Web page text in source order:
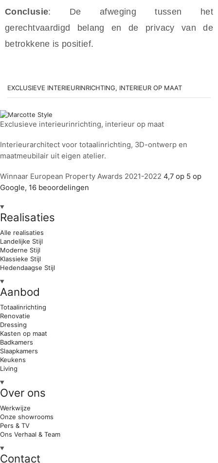
Conclusie: De afweging tussen het
gerechtvaardigd belang en de privacy van de
betrokkene is positief.
EXCLUSIEVE INTERIEURINRICHTING, INTERIEUR OP MAAT
Exclusieve interieurinrichting, interieur op maat
Interieurarchitect voor totaalinrichting, 3D-ontwerp en
maatmeubilair uit eigen atelier.
Winnaar European Property Awards 2021-2022 4,7 op 5 op
Google, 16 beoordelingen
Realisaties
Alle realisaties
Landelijke Stijl
Moderne Stijl
Klassieke Stijl
Hedendaagse Stijl
Aanbod
Totaalinrichting
Renovatie
Dressing
Kasten op maat
Badkamers
Slaapkamers
Keukens
Living
Over ons
Werkwijze
Onze showrooms
Pers & TV
Ons Verhaal & Team
Contact